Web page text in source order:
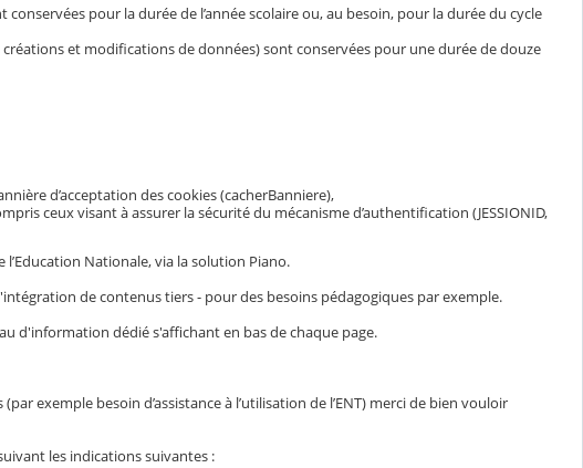
pour la durée de l’année scolaire ou, au besoin, pour la durée du cycle
et modifications de données) sont conservées pour une durée de douze
d’acceptation des cookies (cacherBanniere),
ceux visant à assurer la sécurité du mécanisme d’authentification (JESSIONID,
Nationale, via la solution Piano.
de contenus tiers - pour des besoins pédagogiques par exemple.
d'information dédié s'affichant en bas de chaque page.
exemple besoin d’assistance à l’utilisation de l’ENT) merci de bien vouloir
les indications suivantes :